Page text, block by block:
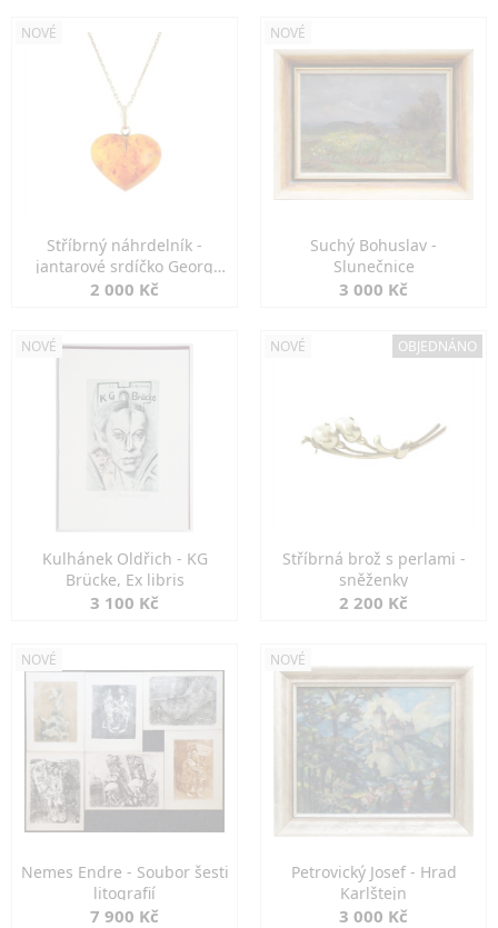
NOVÉ
Stříbrný náhrdelník -
jantarové srdíčko Georg
Kramer
2 000 Kč
NOVÉ
Suchý Bohuslav -
Slunečnice
3 000 Kč
NOVÉ
Kulhánek Oldřich - KG
Brücke, Ex libris
3 100 Kč
NOVÉ OBJEDNÁNO
Stříbrná brož s perlami -
sněženky
2 200 Kč
NOVÉ
Nemes Endre - Soubor šesti
litografií
7 900 Kč
NOVÉ
Petrovický Josef - Hrad
Karlštejn
3 000 Kč